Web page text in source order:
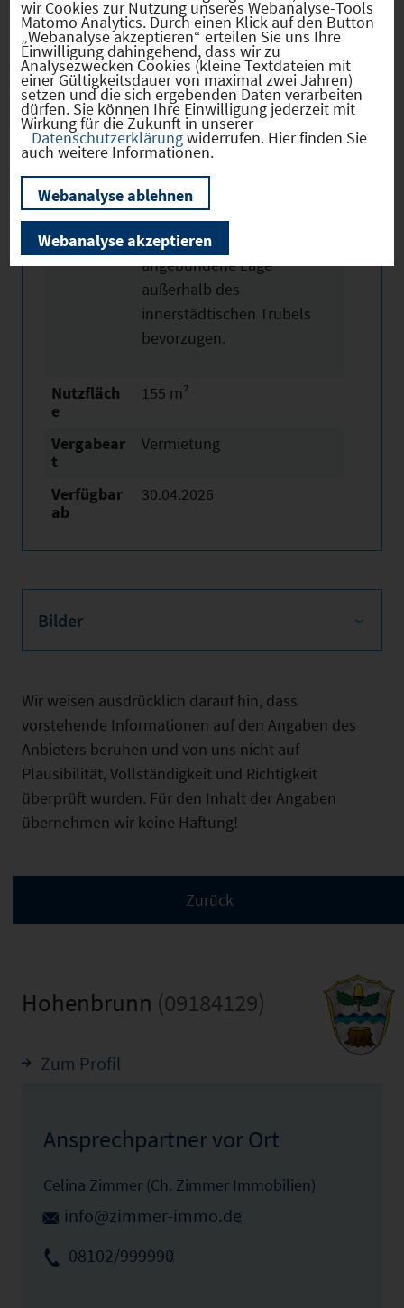
sowie die S-Bahn-Station,
wodurch eine komfortable
Erreichbarkeit für Mitarbeiter
und Besucher gewährleistet
ist. Das Gewerbegebiet
selbst bietet ein ruhiges,
funktionalen Flächen und
eignet sich insbesondere für
Unternehmen, die eine gut
angebundene Lage
außerhalb des
innerstädtischen Trubels
bevorzugen.
Nutzfläch
e
155 m²
Vergabear
t
Vermietung
Verfügbar
ab
30.04.2026
Bilder
Wir weisen ausdrücklich darauf hin, dass
vorstehende Informationen auf den Angaben des
Anbieters beruhen und von uns nicht auf
Plausibilität, Vollständigkeit und Richtigkeit
überprüft wurden. Für den Inhalt der Angaben
übernehmen wir keine Haftung!
Hohenbrunn (09184129)
Zum Profil
Ansprechpartner vor Ort
Celina Zimmer (Ch. Zimmer Immobilien)
info@zimmer-immo.de
08102/999990
wir Cookies zur Nutzung unseres Webanalyse-Tools
Matomo Analytics. Durch einen Klick auf den Button
„Webanalyse akzeptieren“ erteilen Sie uns Ihre
Einwilligung dahingehend, dass wir zu
Analysezwecken Cookies (kleine Textdateien mit
einer Gültigkeitsdauer von maximal zwei Jahren)
setzen und die sich ergebenden Daten verarbeiten
dürfen. Sie können Ihre Einwilligung jederzeit mit
Wirkung für die Zukunft in unserer
Datenschutzerklärungwiderrufen. Hier finden Sie
auch weitere Informationen.
Webanalyse ablehnen
Webanalyse akzeptieren